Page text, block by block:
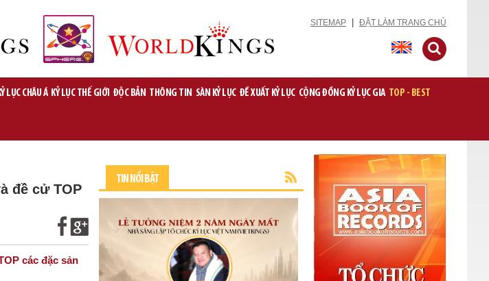
SITEMAP ĐẶT LÀM TRANG CHỦ
LỤC CHÂU Á KỶ LỤC THẾ GIỚI ĐỘC BẢN THÔNG TIN SÀN KỶ LỤC ĐỀ XUẤT KỶ LỤC CỘNG ĐỒNG KỶ LỤC GIA TOP - BEST
đề cử TOP
các đặc sản
TIN NỔI BẬT